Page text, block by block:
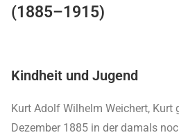
(1885–1915)
Kindheit und Jugend
Kurt Adolf Wilhelm Weichert, Kurt
Dezember 1885 in der damals